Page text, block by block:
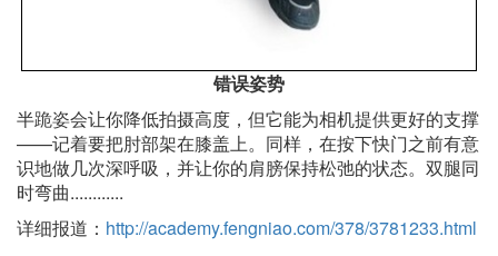
错误姿势
半跪姿会让你降低拍摄高度，但它能为相机提供更好的支撑
——记着要把肘部架在膝盖上。同样，在按下快门之前有意
识地做几次深呼吸，并让你的肩膀保持松弛的状态。双腿同
时弯曲............
详细报道： http://academy.fengniao.com/378/3781233.html